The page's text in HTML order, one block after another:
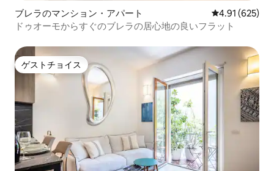
ブレラのマンション・アパート レビュー625
4.91 (625)
ドゥオーモからすぐのブレラの居心地の良いフラット
ゲストチョイス
ゲストチョイス